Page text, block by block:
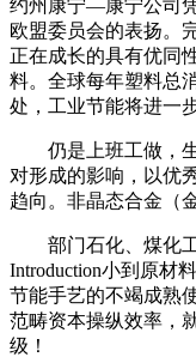
约州康宁—康宁公司
欧盟委员会的表扬。
正在成长的具有优同
料。全球每年塑料总
处，工业节能将进一
仍是上班工做，生
对形成的影响，以优
趋向。非晶态合金（
部门石化、煤化工
Introduction小到原材
节能手艺的不竭成熟
范畴资本操纵效率，
级！